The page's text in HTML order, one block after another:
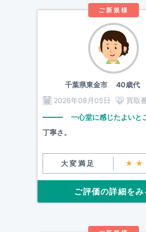
ご新規様
千葉県東金市40歳代
2026年08月05日
買取
一心堂に感じたよいと
丁寧さ。
大変満足
ご評価の詳細をみ